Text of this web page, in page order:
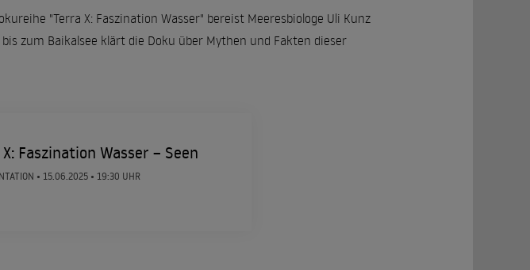
"Terra X: Faszination Wasser" bereist Meeresbiologe Uli Kunz
zum Baikalsee klärt die Doku über Mythen und Fakten dieser
Faszination Wasser – Seen
•15.06.2025 • 19:30 UHR